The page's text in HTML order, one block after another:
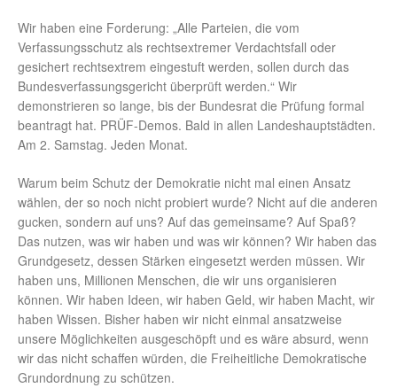
Wir haben eine Forderung: „Alle Parteien, die vom
Verfassungsschutz als rechtsextremer Verdachtsfall oder
gesichert rechtsextrem eingestuft werden, sollen durch das
Bundesverfassungsgericht überprüft werden.“ Wir
demonstrieren so lange, bis der Bundesrat die Prüfung formal
beantragt hat. PRÜF-Demos. Bald in allen Landeshauptstädten.
Am 2. Samstag. Jeden Monat.
Warum beim Schutz der Demokratie nicht mal einen Ansatz
wählen, der so noch nicht probiert wurde? Nicht auf die anderen
gucken, sondern auf uns? Auf das gemeinsame? Auf Spaß?
Das nutzen, was wir haben und was wir können? Wir haben das
Grundgesetz, dessen Stärken eingesetzt werden müssen. Wir
haben uns, Millionen Menschen, die wir uns organisieren
können. Wir haben Ideen, wir haben Geld, wir haben Macht, wir
haben Wissen. Bisher haben wir nicht einmal ansatzweise
unsere Möglichkeiten ausgeschöpft und es wäre absurd, wenn
wir das nicht schaffen würden, die Freiheitliche Demokratische
Grundordnung zu schützen.